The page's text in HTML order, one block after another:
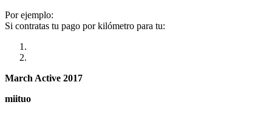
Por ejemplo:
Si contratas tu pago por kilómetro para tu:
March Active 2017
miituo